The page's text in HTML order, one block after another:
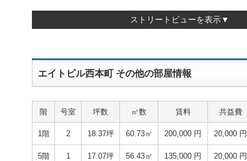
ストリートビューを表示▼
エイトビル西本町 その他の部屋情報
階 号室 坪数 ㎡数 賃料 共益費
1階 2 18.37坪 60.73㎡ 200,000 円 20,000 円
5階 1 17.07坪 56.43㎡ 135,000 円 20,000 円